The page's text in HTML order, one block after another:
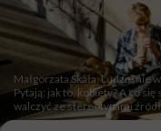
Małgorzata Skała: Ludzie nie
Pytają: jak to, kobiety? A co
walczyć ze stereotypami